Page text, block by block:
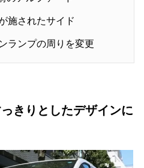
施されたサイド
ランプの周りを変更
きりとしたデザインに